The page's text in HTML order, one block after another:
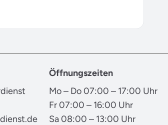
Öffnungszeiten
Mo – Do 07:00 – 17:00 Uhr
Fr 07:00 – 16:00 Uhr
Sa 08:00 – 13:00 Uhr